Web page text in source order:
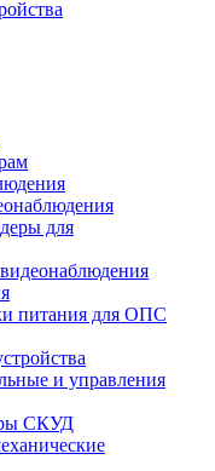
для
питания для ОПС
и управления
СКУД